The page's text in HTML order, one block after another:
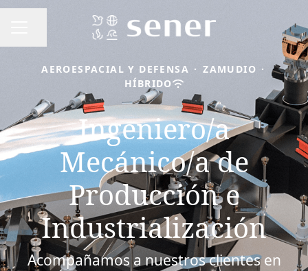
MENÚ DE EMPLEO
Compartir página
AEROESPACIAL Y DEFENSA · ZAMUDIO ·
HÍBRIDO
Ingeniero/a
Mecánico/a de
Producción e
Industrialización
Acompañamos a nuestros clientes en